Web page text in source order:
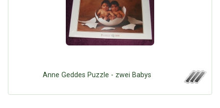
Anne Geddes Puzzle - zwei Babys